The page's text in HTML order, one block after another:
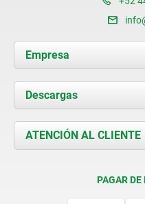
Empresa
Acerca de nosotros
Novedades
Contacto
Descargas
Documents
ATENCIÓN AL CLIENTE
PAGAR DE